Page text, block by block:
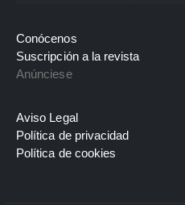
Conócenos
Suscripción a la revista
Anúnciese
Aviso Legal
Política de privacidad
Política de cookies